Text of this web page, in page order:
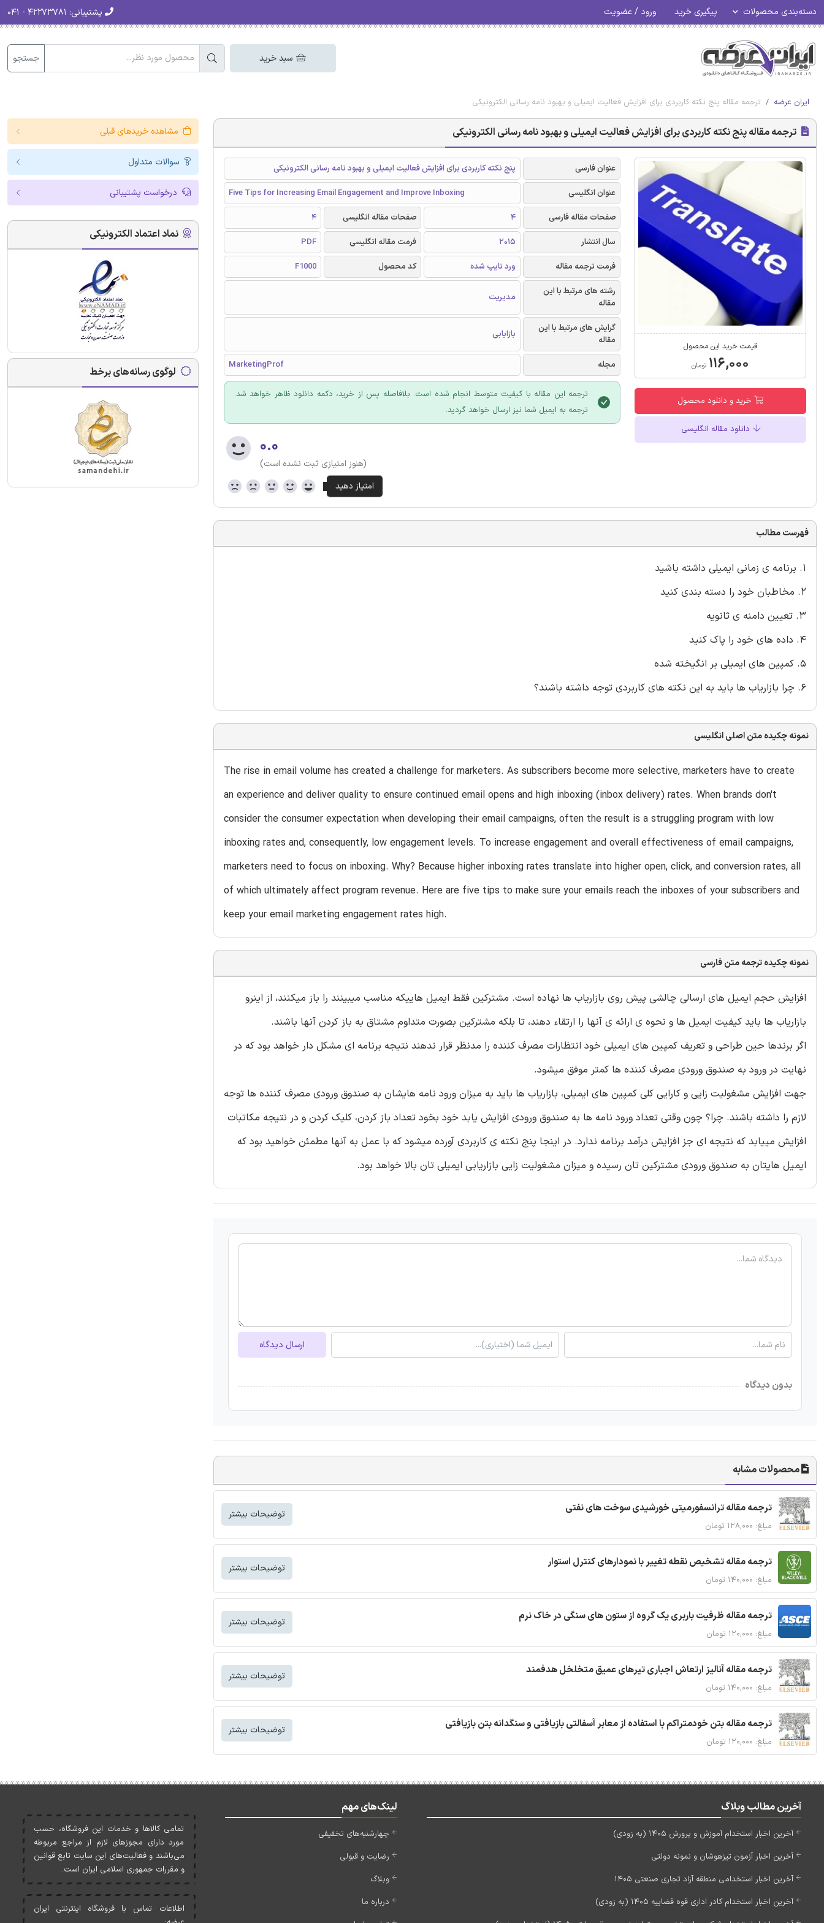
دسته‌بندی محصولات پیگیری خرید ورود / عضویت پشتیبانی:
سبد خرید جستجو
ایران عرضه ترجمه مقاله پنج نکته کاربردی برای افزایش فعالیت ایمیلی و بهبود نامه رسانی الکترونیکی
ترجمه مقاله پنج نکته کاربردی برای افزایش فعالیت ایمیلی و بهبود نامه رسانی الکترونیکی
قیمت خرید این محصول
۱۱۶,۰۰۰ تومان
خرید و دانلود محصول
دانلود مقاله انگلیسی
عنوان فارسی
پنج نکته کاربردی برای افزایش فعالیت ایمیلی و بهبود نامه رسانی الکترونیکی
عنوان انگلیسی
Five Tips for Increasing Email Engagement and Improve Inboxing
صفحات مقاله فارسی
4 صفحات مقاله انگلیسی
4
سال انتشار
2015 فرمت مقاله انگلیسی
PDF
فرمت ترجمه مقاله
ورد تایپ شده کد محصول
F1000
رشته های مرتبط با این
مقاله
مدیریت
گرایش های مرتبط با این
مقاله
بازایابی
مجله MarketingProf
ترجمه این مقاله با کیفیت متوسط انجام شده است. بلافاصله پس از خرید، دکمه دانلود ظاهر خواهد شد.
ترجمه به ایمیل شما نیز ارسال خواهد گردید.
۰.۰
(هنوز امتیازی ثبت نشده است)
فهرست مطالب
1. برنامه ی زمانی ایمیلی داشته باشید
2. مخاطبان خود را دسته بندی کنید
3. تعیین دامنه ی ثانویه
4. داده های خود را پاک کنید
5. کمپین های ایمیلی بر انگیخته شده
6. چرا بازاریاب ها باید به این نکته های کاربردی توجه داشته باشند؟
نمونه چکیده متن اصلی انگلیسی
The rise in email volume has created a challenge for marketers. As subscribers become more selective, marketers have to create
an experience and deliver quality to ensure continued email opens and high inboxing (inbox delivery) rates. When brands don't
consider the consumer expectation when developing their email campaigns, often the result is a struggling program with low
inboxing rates and, consequently, low engagement levels. To increase engagement and overall effectiveness of email campaigns,
marketers need to focus on inboxing. Why? Because higher inboxing rates translate into higher open, click, and conversion rates, all
of which ultimately affect program revenue. Here are five tips to make sure your emails reach the inboxes of your subscribers and
keep your email marketing engagement rates high.
نمونه چکیده ترجمه متن فارسی
افزایش حجم ایمیل های ارسالی چالشی پیش روی بازاریاب ها نهاده است. مشترکین فقط ایمیل هاییکه مناسب میبینند را باز میکنند، از اینرو
بازاریاب ها باید کیفیت ایمیل ها و نحوه ی ارائه ی آنها را ارتقاء دهند، تا بلکه مشترکین بصورت متداوم مشتاق به باز کردن آنها باشند.
اگر برندها حین طراحی و تعریف کمپین های ایمیلی خود انتظارات مصرف کننده را مدنظر قرار ندهند نتیجه برنامه ای مشکل دار خواهد بود که در
نهایت در ورود به صندوق ورودی مصرف کننده ها کمتر موفق میشود.
جهت افزایش مشغولیت زایی و کارایی کلی کمپین های ایمیلی، بازاریاب ها باید به میزان ورود نامه هایشان به صندوق ورودی مصرف کننده ها توجه
لازم را داشته باشند. چرا؟ چون وقتی تعداد ورود نامه ها به صندوق ورودی افزایش یابد خود بخود تعداد باز کردن، کلیک کردن و در نتیجه مکاتبات
افزایش مییابد که نتیجه ای جز افزایش درآمد برنامه ندارد. در اینجا پنج نکته ی کاربردی آورده میشود که با عمل به آنها مطمئن خواهید بود که
ایمیل هایتان به صندوق ورودی مشترکین تان رسیده و میزان مشغولیت زایی بازاریابی ایمیلی تان بالا خواهد بود.
ارسال دیدگاه
بدون دیدگاه
محصولات مشابه
ترجمه مقاله ترانسفورمیتی خورشیدی سوخت های نفتی
مبلغ: ۱۲۸,۰۰۰ تومان
توضیحات بیشتر
ترجمه مقاله تشخیص نقطه تغییر با نمودارهای کنترل استوار
مبلغ: ۱۴۰,۰۰۰ تومان
توضیحات بیشتر
ترجمه مقاله ظرفیت باربری یک گروه از ستون های سنگی در خاک نرم
مبلغ: ۱۲۰,۰۰۰ تومان
توضیحات بیشتر
ترجمه مقاله آنالیز ارتعاش اجباری تیرهای عمیق متخلخل هدفمند
مبلغ: ۱۴۰,۰۰۰ تومان
توضیحات بیشتر
ترجمه مقاله بتن خودمتراکم با استفاده از معابر آسفالتی بازیافتی و سنگدانه بتن بازیافتی
مبلغ: ۱۲۰,۰۰۰ تومان
توضیحات بیشتر
مشاهده خریدهای قبلی
سوالات متداول
درخواست پشتیبانی
نماد اعتماد الکترونیکی
لوگوی رسانه‌های برخط
آخرین مطالب وبلاگ
آخرین اخبار استخدام آموزش و پرورش 1405 (به زودی)
آخرین اخبار آزمون تیزهوشان و نمونه دولتی
آخرین اخبار استخدامی منطقه آزاد تجاری صنعتی 1405
آخرین اخبار استخدام کادر اداری قوه قضاییه 1405 (به زودی)
لینک‌های مهم
چهارشنبه‌های تخفیفی
رضایت و قبولی
وبلاگ
درباره ما
تمامی کالاها و خدمات اين فروشگاه، حسب
مورد دارای مجوزهای لازم از مراجع مربوطه
می‌باشند و فعاليت‌های اين سايت تابع قوانين
و مقررات جمهوری اسلامی ايران است.
اطلاعات تماس با فروشگاه اینترنتی ایران